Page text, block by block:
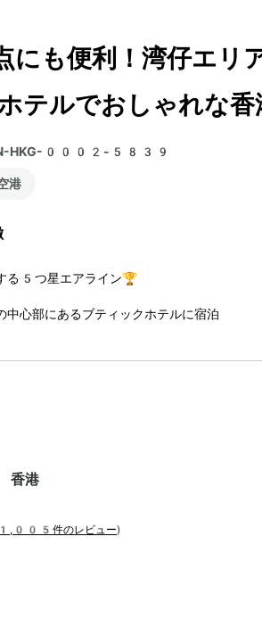
にも便利！湾仔エリ
テルでおしゃれな香
HKG-0002-5839
港
る5つ星エアライン🏆
中心部にあるブティックホテルに宿泊
香港
1,005件のレビュー)